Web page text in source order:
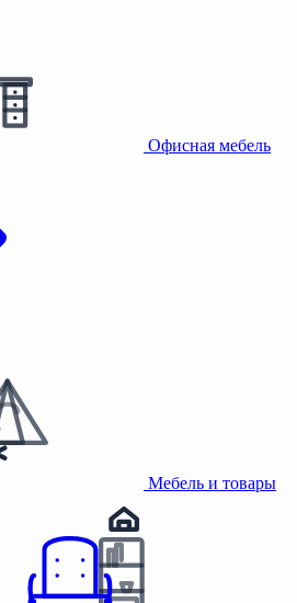
Офисная мебель
Мебель и товары